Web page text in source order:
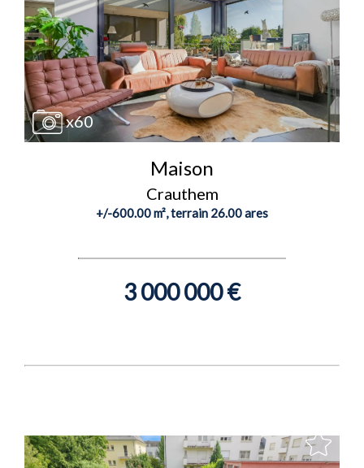
x60
Maison
Crauthem
+/-600.00 m², terrain 26.00 ares
3 000 000 €